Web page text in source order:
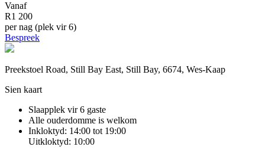
Vanaf
R1 200
per nag (plek vir 6)
Bespreek
Preekstoel Road, Still Bay East, Still Bay, 6674, Wes-Kaap
Sien kaart
Slaapplek vir 6 gaste
Alle ouderdomme is welkom
Inkloktyd: 14:00 tot 19:00
Uitkloktyd: 10:00